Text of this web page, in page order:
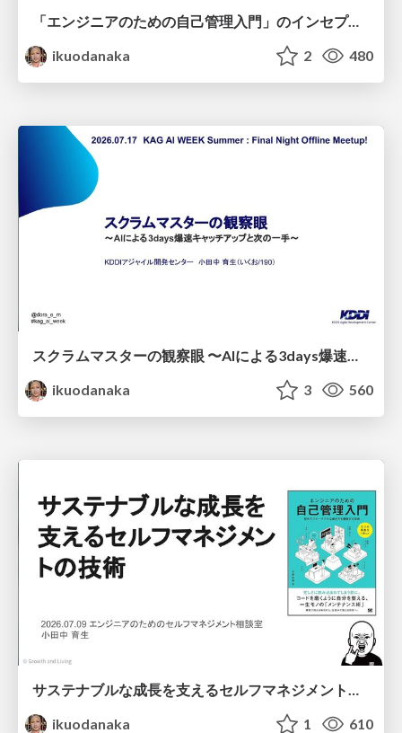
「エンジニアのための自己管理入門」のインセプションデッキ/Inception Deck of Self-Management beginner's guide book
ikuodanaka
2 480
スクラムマスターの観察眼 〜AIによる3days爆速キャッチアップと次の一手〜/The Scrum Master's Insight: Lightning-Fast 3-Day Catch-Up with AI and the Next Move
ikuodanaka
3 560
サステナブルな成長を支えるセルフマネジメントの技術/Self Management skill for growth
ikuodanaka
1 610